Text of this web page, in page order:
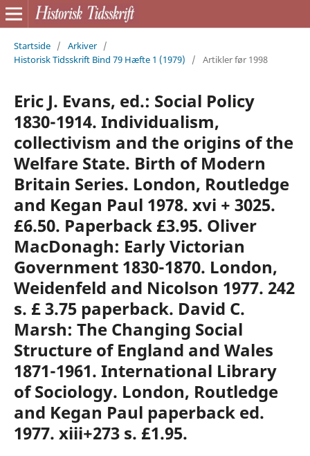
Startside / Arkiver /
Historisk Tidsskrift Bind 79 Hæfte 1 (1979)
/ Artikler før 1998
Eric J. Evans, ed.: Social Policy
1830-1914. Individualism,
collectivism and the origins of the
Welfare State. Birth of Modern
Britain Series. London, Routledge
and Kegan Paul 1978. xvi + 3025.
£6.50. Paperback £3.95. Oliver
MacDonagh: Early Victorian
Government 1830-1870. London,
Weidenfeld and Nicolson 1977. 242
s. £ 3.75 paperback. David C.
Marsh: The Changing Social
Structure of England and Wales
1871-1961. International Library
of Sociology. London, Routledge
and Kegan Paul paperback ed.
1977. xiii+273 s. £1.95.